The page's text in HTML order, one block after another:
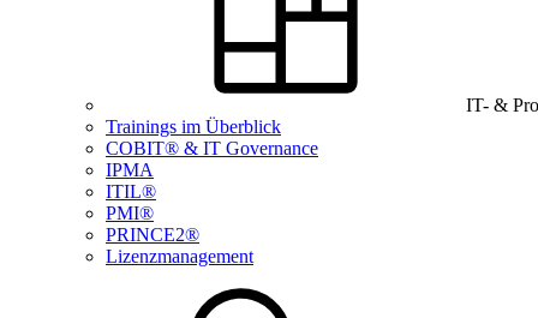
IT- &
Trainings im Überblick
COBIT® & IT Governance
IPMA
ITIL®
PMI®
PRINCE2®
Lizenzmanagement